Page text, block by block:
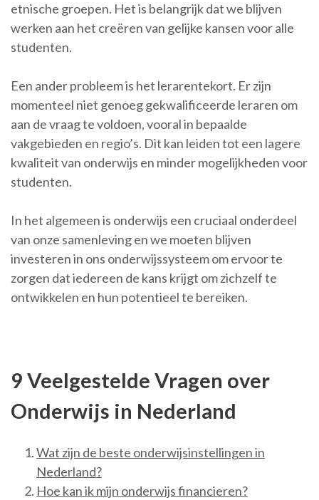
etnische groepen. Het is belangrijk dat we blijven
werken aan het creëren van gelijke kansen voor alle
studenten.
Een ander probleem is het lerarentekort. Er zijn
momenteel niet genoeg gekwalificeerde leraren om
aan de vraag te voldoen, vooral in bepaalde
vakgebieden en regio’s. Dit kan leiden tot een lagere
kwaliteit van onderwijs en minder mogelijkheden voor
studenten.
In het algemeen is onderwijs een cruciaal onderdeel
van onze samenleving en we moeten blijven
investeren in ons onderwijssysteem om ervoor te
zorgen dat iedereen de kans krijgt om zichzelf te
ontwikkelen en hun potentieel te bereiken.
9 Veelgestelde Vragen over
Onderwijs in Nederland
Wat zijn de beste onderwijsinstellingen in
Nederland?
Hoe kan ik mijn onderwijs financieren?